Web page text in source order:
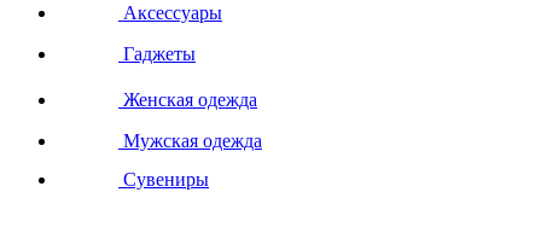
Аксессуары
Гаджеты
Женская одежда
Мужская одежда
Сувениры